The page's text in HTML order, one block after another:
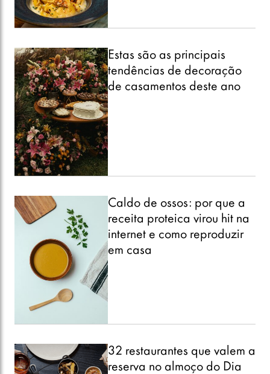
Estas são as principais
tendências de decoração
de casamentos deste ano
Caldo de ossos: por que a
receita proteica virou hit na
internet e como reproduzir
em casa
32 restaurantes que valem a
reserva no almoço do Dia